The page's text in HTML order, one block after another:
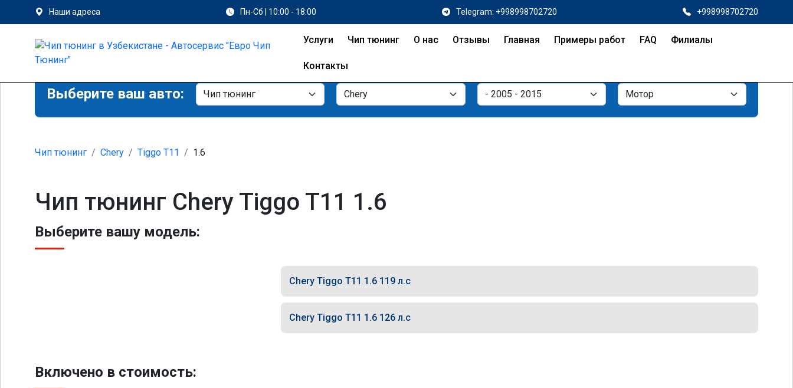
Наши адреса Пн-Сб | 10:00 - 18:00 Telegram: +998998702720 +998998702720
Услуги Чип тюнинг О нас Отзывы Главная Примеры работ FAQ Филиалы
Контакты
Выберите ваш авто:
Чип тюнинг Chery Tiggo T11 1.6
Чип тюнинг Chery Tiggo T11 1.6
Выберите вашу модель:
Chery Tiggo T11 1.6 119 л.с
Chery Tiggo T11 1.6 126 л.с
Включено в стоимость: